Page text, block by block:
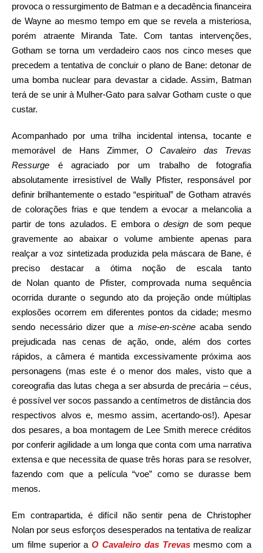
provoca o ressurgimento de Batman e a decadência financeira
de Wayne ao mesmo tempo em que se revela a misteriosa,
porém atraente Miranda Tate. Com tantas intervenções,
Gotham se torna um verdadeiro caos nos cinco meses que
precedem a tentativa de concluir o plano de Bane: detonar de
uma bomba nuclear para devastar a cidade. Assim, Batman
terá de se unir à Mulher-Gato para salvar Gotham custe o que
custar.
Acompanhado por uma trilha incidental intensa, tocante e
memorável de Hans Zimmer,O Cavaleiro das Trevas
Ressurge é agraciado por um trabalho de fotografia
absolutamente irresistível de Wally Pfister, responsável por
definir brilhantemente o estado “espiritual” de Gotham através
de colorações frias e que tendem a evocar a melancolia a
partir de tons azulados. E embora odesign de som peque
gravemente ao abaixar o volume ambiente apenas para
realçar a voz sintetizada produzida pela máscara de Bane, é
preciso destacar a ótima noção de escala tanto
de Nolan quanto de Pfister, comprovada numa sequência
ocorrida durante o segundo ato da projeção onde múltiplas
explosões ocorrem em diferentes pontos da cidade; mesmo
sendo necessário dizer que a mise-en-scèneacaba sendo
prejudicada nas cenas de ação, onde, além dos cortes
rápidos, a câmera é mantida excessivamente próxima aos
personagens (mas este é o menor dos males, visto que a
coreografia das lutas chega a ser absurda de precária – céus,
é possível ver socos passando a centímetros de distância dos
respectivos alvos e, mesmo assim, acertando-os!). Apesar
dos pesares, a boa montagem de Lee Smith merece créditos
por conferir agilidade a um longa que conta com uma narrativa
extensa e que necessita de quase três horas para se resolver,
fazendo com que a película “voe” como se durasse bem
menos.
Em contrapartida, é difícil não sentir pena de Christopher
Nolan por seus esforços desesperados na tentativa de realizar
um filme superior aO Cavaleiro das Trevasmesmo com a